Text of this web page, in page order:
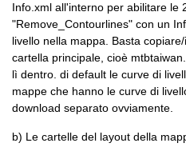
Info.xml all'interno per abilitare le
"Remove_Contourlines" con un
livello nella mappa. Basta
cartella principale, cioè
lì dentro. di default le curve di
mappe che hanno le curve di
download separato ovviamente.
b) Le cartelle del layout della